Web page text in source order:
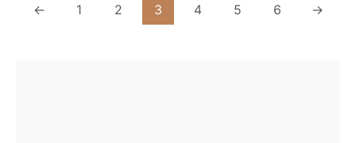
← 1 2 3 4 5 6 →